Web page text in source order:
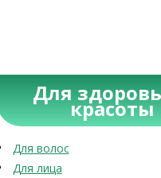
Для
красоты
Для волос
Для лица